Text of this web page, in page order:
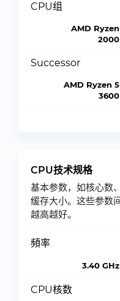
CPU组
AMD Ryzen
2000
Successor
AMD Ryzen 5
3600
CPU技术规格
基本参数，如核心数
缓存大小。这些参数
越高越好。
頻率
3.40 GHz
CPU核数